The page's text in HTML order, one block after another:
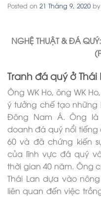
Posted on 21 Tháng 9, 2020 by
NGHỆ THUẬT & ĐÁ
Tranh đá quý ở Thái
Ông WK ​​Ho, ông WK
ý tưởng chế tạo
Đông Nam Á. Ông
doanh đá quý nổi tiếng
60 và đã chứng kiến
của lĩnh vực đá quý
thời gian 40 năm. Ông
Thái Lan dựa vào
liên quan đến việc